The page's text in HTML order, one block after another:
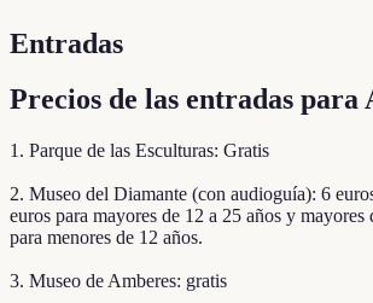
Entradas
Precios de las entradas para
1. Parque de las Esculturas: Gratis
2. Museo del Diamante (con audioguía): 6
euros para mayores de 12 a 25 años y mayores
para menores de 12 años.
3. Museo de Amberes: gratis